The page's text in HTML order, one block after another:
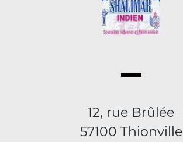
12, rue Brûlée
57100 Thionville